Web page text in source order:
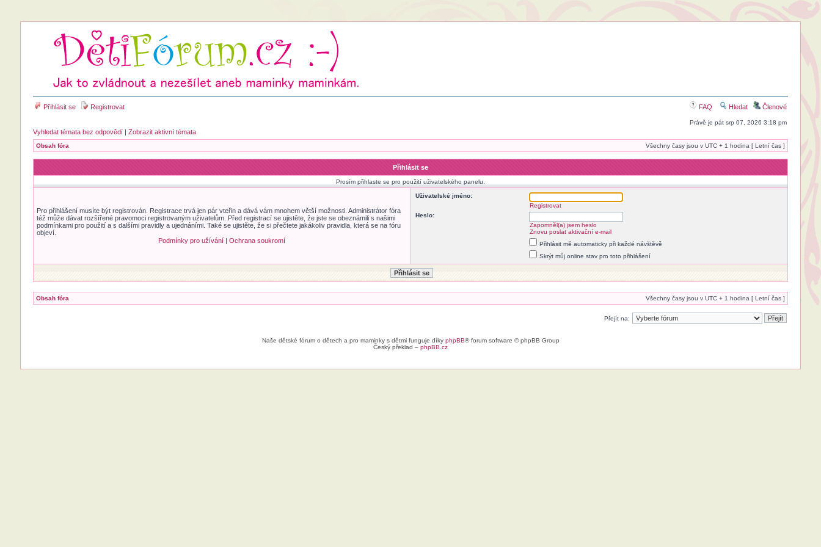
Přihlásit se Registrovat FAQ Hledat Členové
Právě je pát srp 07, 2026 3:18 pm
Vyhledat témata bez odpovědí| Zobrazit aktivní témata
Obsah fóra Všechny časy jsou v UTC + 1 hodina [ Letní čas ]
Přihlásit se
Prosím přihlaste se pro použití uživatelského panelu.
Pro přihlášení musíte být registrován. Registrace trvá jen pár vteřin a dává vám mnohem větší možnosti. Administrátor fóra
též může dávat rozšířené pravomoci registrovaným uživatelům. Před registrací se ujistěte, že jste se obeznámili s našimi
podmínkami pro použití a s dalšími pravidly a ujednáními. Také se ujistěte, že si přečtete jakákoliv pravidla, která se na fóru
objeví.
Podmínky pro užívání| Ochrana soukromí
Uživatelské jméno:
Registrovat
Heslo:
Zapomněl(a) jsem heslo
Znovu poslat aktivační e-mail
Přihlásit mě automaticky při každé návštěvě
Skrýt můj online stav pro toto přihlášení
Obsah fóra Všechny časy jsou v UTC + 1 hodina [ Letní čas ]
Přejít na:
Naše dětské fórum o dětech a pro maminky s dětmi funguje díky phpBB® forum software © phpBB Group
Český překlad – phpBB.cz